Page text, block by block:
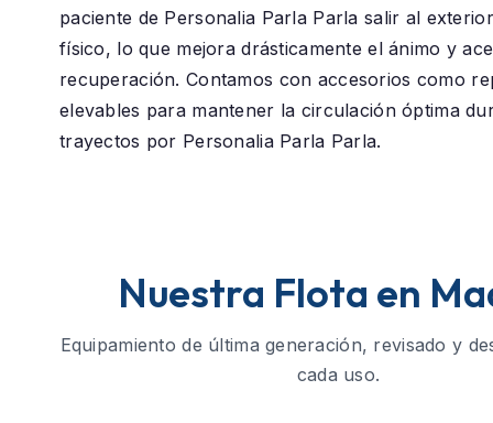
paciente de Personalia Parla Parla salir al
físico, lo que mejora drásticamente el ánimo y
recuperación. Contamos con accesorios como
elevables para mantener la circulación óptima
trayectos por Personalia Parla Parla.
Nuestra Flota en
Equipamiento de última generación, revisado y
cada uso.